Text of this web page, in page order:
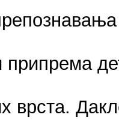
припрема
врста.